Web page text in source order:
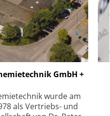
GmbH +
wurde am
als Vertriebs- und
SmarAct GmbH
Raum